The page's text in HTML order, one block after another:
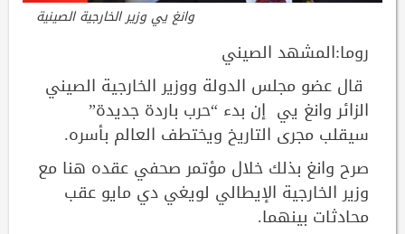
وانغ يي وزير الخارجية الصينية
روما:المشهد الصيني
قال عضو مجلس الدولة ووزير الخارجية الصيني
الزائر وانغ يي إن بدء “حرب باردة جديدة”
سيقلب مجرى التاريخ ويختطف العالم بأسره.
صرح وانغ بذلك خلال مؤتمر صحفي عقده هنا مع
وزير الخارجية الإيطالي لويغي دي مايو عقب
محادثات بينهما.